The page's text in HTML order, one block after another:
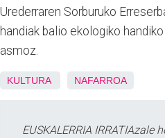
Urederraren Sorburuko
handiak balio ekologiko
asmoz.
KULTURA NAFARROA
EUSKALERRIA IRRATIAzale